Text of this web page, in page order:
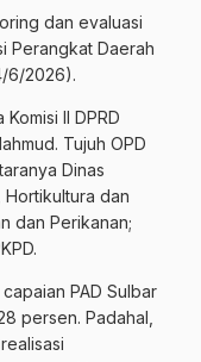
dan evaluasi
Perangkat Daerah
6/2026).
II DPRD
Tujuh OPD
Dinas
Hortikultura dan
dan Perikanan;
PAD Sulbar
persen. Padahal,